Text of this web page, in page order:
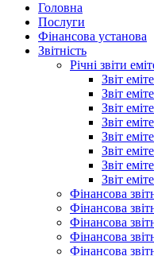
Головна
Послуги
Фінансова установа
Звітність
Річні звіти
Звіт
Звіт
Звіт
Звіт
Звіт
Звіт
Звіт
Звіт
Фінансова
Фінансова
Фінансова
Фінансова
Фінансова